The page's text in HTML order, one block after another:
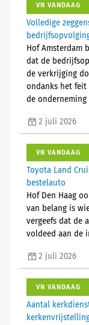
VN VANDAAG
Volledige
Hof Amsterdam
dat de
de verkrijging
ondanks het feit
de onderneming
2 juli 2026
VN VANDAAG
Toyota Land
bestelauto
Hof Den Haag
van belang is
vergeefs dat de
voldeed aan de
2 juli 2026
VN VANDAAG
Aantal